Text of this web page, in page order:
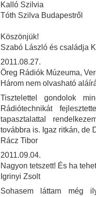
Kalló Szilvia
Tóth Szilva Budapestről
Köszönjük!
Szabó László és családja
2011.08.27.
Öreg Rádiók Múzeuma,
Három nem olvasható
Tisztelettel gondolok
Rádiótechnikát
tapasztalattal
továbbra is. Igaz ritkán, de
Rácz Tibor
2011.09.04.
Nagyon tetszett! És ha
Igrinyi Zsolt
Sohasem láttam még